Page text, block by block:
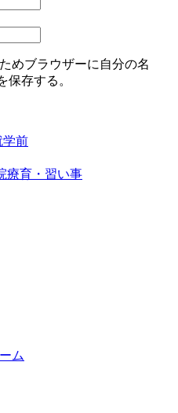
めブラウザーに自分の名
保存する。
学前
療育・習い事
ム